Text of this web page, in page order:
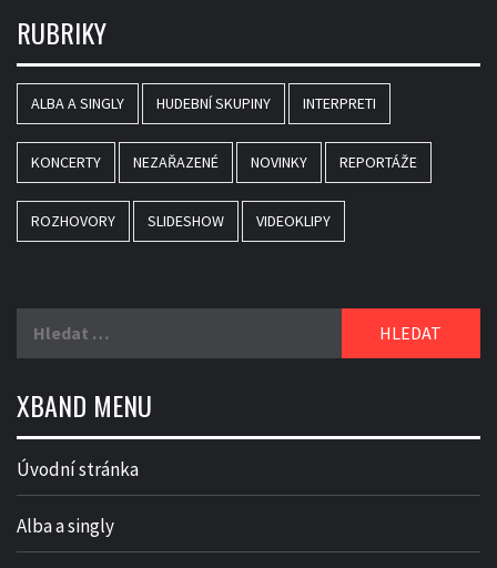
RUBRIKY
ALBA A SINGLY HUDEBNÍ SKUPINY INTERPRETI
KONCERTY NEZAŘAZENÉ NOVINKY REPORTÁŽE
ROZHOVORY SLIDESHOW VIDEOKLIPY
XBAND MENU
Úvodní stránka
Alba a singly